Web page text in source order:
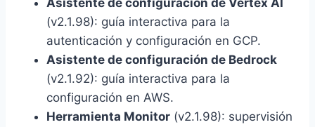
(v2.1.98): guía interactiva para la
autenticación y configuración en GCP.
Asistente de configuración de Bedrock
(v2.1.92): guía interactiva para la
configuración en AWS.
Herramienta Monitor (v2.1.98): supervisión